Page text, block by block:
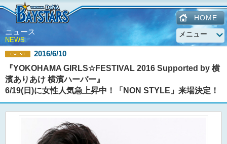
HOME
ニュース
NEWS
2016/6/10
『YOKOHAMA GIRLS☆FESTIVAL 2016 Supported by 横
濱ありあけ 横濱ハーバー』
6/19(日)に女性人気急上昇中！「NON STYLE」来場決定！